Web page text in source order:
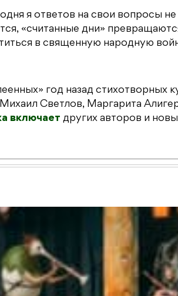
я ответов на свои вопросы
«считанные дни»
в священную народную
год назад стихотворных
Светлов, Маргарита
включает других авторов и